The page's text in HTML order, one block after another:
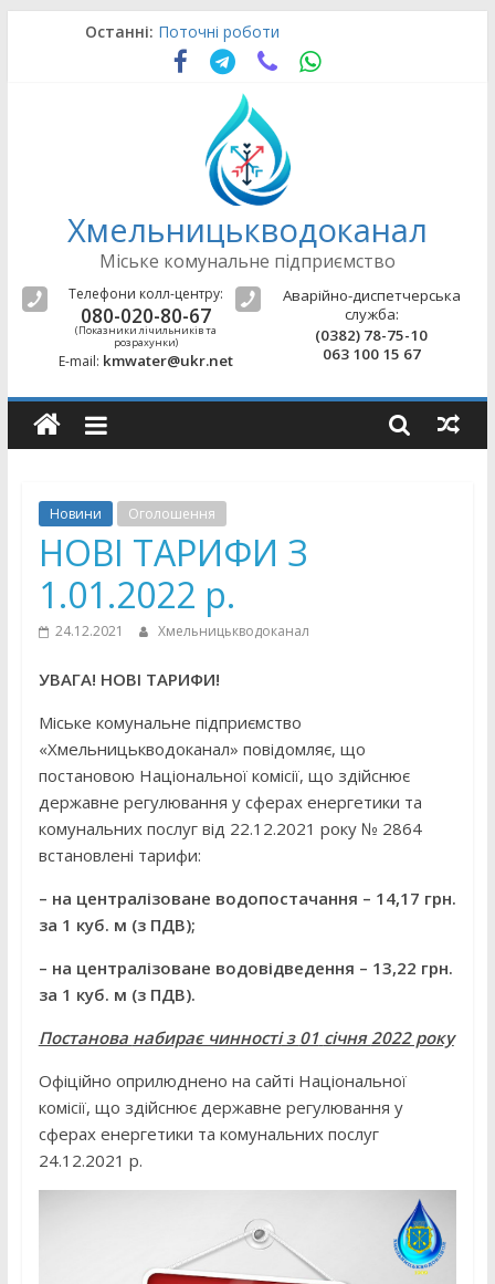
Останні: Поточні роботи
Аварійно-відновлювальні роботи
Поточні роботи
Поточні роботи
Поточні роботи
Хмельницькводоканал
Міське комунальне підприємство
Телефони колл-центру:
080-020-80-67
(Показники лічильників та
розрахунки)
E-mail: kmwater@ukr.net
Аварійно-диспетчерська
служба:
(0382) 78-75-10
063 100 15 67
Новини Оголошення
НОВІ ТАРИФИ З
1.01.2022 р.
24.12.2021 Хмельницькводоканал
УВАГА! НОВІ ТАРИФИ!
Міське комунальне підприємство
«Хмельницькводоканал» повідомляє, що
постановою Національної комісії, що здійснює
державне регулювання у сферах енергетики та
комунальних послуг від 22.12.2021 року № 2864
встановлені тарифи:
– на централізоване водопостачання – 14,17 грн.
за 1 куб. м (з ПДВ);
– на централізоване водовідведення – 13,22 грн.
за 1 куб. м (з ПДВ).
Постанова набирає чинностіз 01 січня2022 року
Офіційно оприлюднено на сайті Національної
комісії, що здійснює державне регулювання у
сферах енергетики та комунальних послуг
24.12.2021 р.